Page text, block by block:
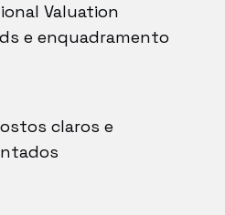
Valuation
e enquadramento
claros e